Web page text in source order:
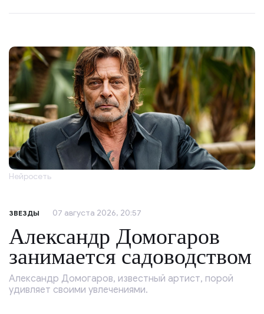
Нейросеть
ЗВЕЗДЫ 07 августа 2026, 20:57
Александр Домогаров
занимается садоводством
Александр Домогаров, известный артист, порой
удивляет своими увлечениями.